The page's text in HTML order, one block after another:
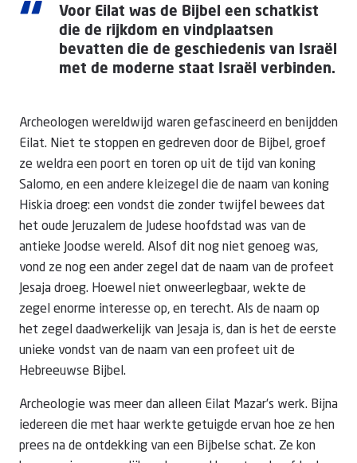
“
Voor Eilat was de Bijbel een schatkist
die de rijkdom en vindplaatsen
bevatten die de geschiedenis van Israël
met de moderne staat Israël verbinden.
Archeologen wereldwijd waren gefascineerd en benijdden
Eilat. Niet te stoppen en gedreven door de Bijbel, groef
ze weldra een poort en toren op uit de tijd van koning
Salomo, en een andere kleizegel die de naam van koning
Hiskia droeg: een vondst die zonder twijfel bewees dat
het oude Jeruzalem de Judese hoofdstad was van de
antieke Joodse wereld. Alsof dit nog niet genoeg was,
vond ze nog een ander zegel dat de naam van de profeet
Jesaja droeg. Hoewel niet onweerlegbaar, wekte de
zegel enorme interesse op, en terecht. Als de naam op
het zegel daadwerkelijk van Jesaja is, dan is het de eerste
unieke vondst van de naam van een profeet uit de
Hebreeuwse Bijbel.
Archeologie was meer dan alleen Eilat Mazar’s werk. Bijna
iedereen die met haar werkte getuigde ervan hoe ze hen
prees na de ontdekking van een Bijbelse schat. Ze kon